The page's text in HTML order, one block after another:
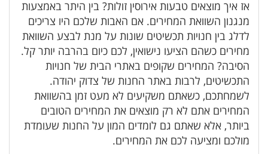
אז איך מוצאים טבעות אירוסין זולות? בין היתר באמצעות
מנגנון השוואת המחירים. אם האבות שלכם היו צריכים
לדלג בין חנויות תכשיטים שונות על מנת לבצע השוואת
מחירים כשהם הציעו נישואין, לכם כיום בהרבה יותר קל.
הסיבה? המחירים שקופים באתרי הבית של חנויות
התכשיטים, לרבות באתר החנות של צדוק יהודה.
לשמחתכם, כשאתם משקיעים לא מעט זמן בהשוואת
המחירים אתם לא רק מוצאים את המחירים הטובים
ביותר, אלא שאתם גם לומדים המון על החנות שעומדת
מולכם ומציעה לכם את המחירים.